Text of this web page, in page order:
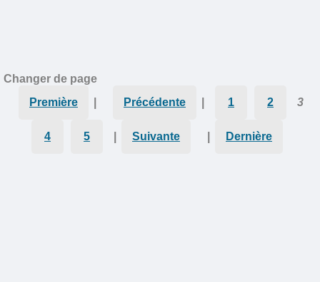
Changer de page
Première
Précédente 1 2 3
4 5 Suivante Dernière